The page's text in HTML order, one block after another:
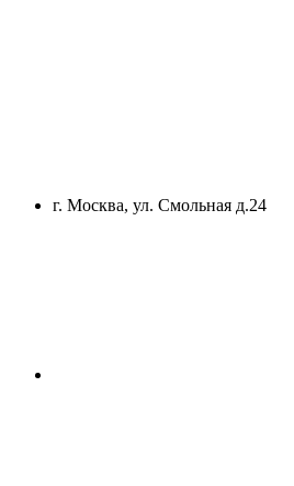
г. Москва, ул. Смольная д.24